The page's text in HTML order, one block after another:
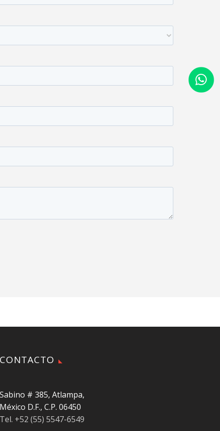
CONTACTO
Sabino # 385, Atlampa,
México D.F., C.P. 06450
Tel. +52 (55) 5547-6549